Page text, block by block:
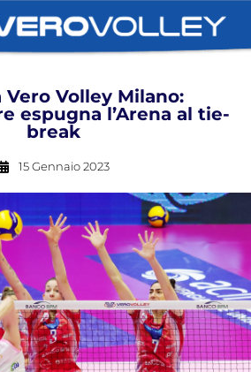
Vero Volley Milano:
espugna l’Arena al tie-
break
15 Gennaio 2023